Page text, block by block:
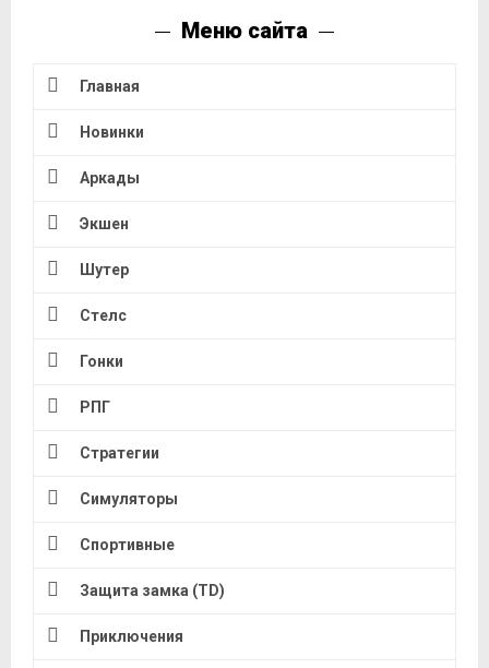
Меню сайта
Главная
Новинки
Аркады
Экшен
Шутер
Стелс
Гонки
РПГ
Стратегии
Симуляторы
Спортивные
Защита замка (TD)
Приключения